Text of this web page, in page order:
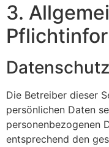
3.
Datenschutz
Die Betreiber dieser
persönlichen Daten
personenbezogenen
entsprechend den